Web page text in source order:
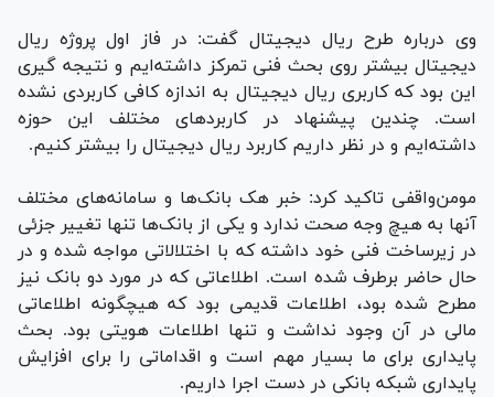
وی درباره طرح ریال دیجیتال گفت: در فاز اول پروژه ریال
دیجیتال بیشتر روی بحث فنی تمرکز داشته‌ایم و نتیجه گیری
این بود که کاربری ریال دیجیتال به اندازه کافی کاربردی نشده
است. چندین پیشنهاد در کاربرد‌های مختلف این حوزه
داشته‌ایم و در نظر داریم کاربرد ریال دیجیتال را بیشتر کنیم.
مومن‌واقفی تاکید کرد: خبر هک بانک‌ها و سامانه‌های مختلف
آنها به هیچ وجه صحت ندارد و یکی از بانک‌ها تنها تغییر جزئی
در زیرساخت فنی خود داشته که با اختلالاتی مواجه شده و در
حال حاضر برطرف شده است. اطلاعاتی که در مورد دو بانک نیز
مطرح شده بود، اطلاعات قدیمی بود که هیچگونه اطلاعاتی
مالی در آن وجود نداشت و تنها اطلاعات هویتی بود. بحث
پایداری برای ما بسیار مهم است و اقداماتی را برای افزایش
پایداری شبکه بانکی در دست اجرا داریم.